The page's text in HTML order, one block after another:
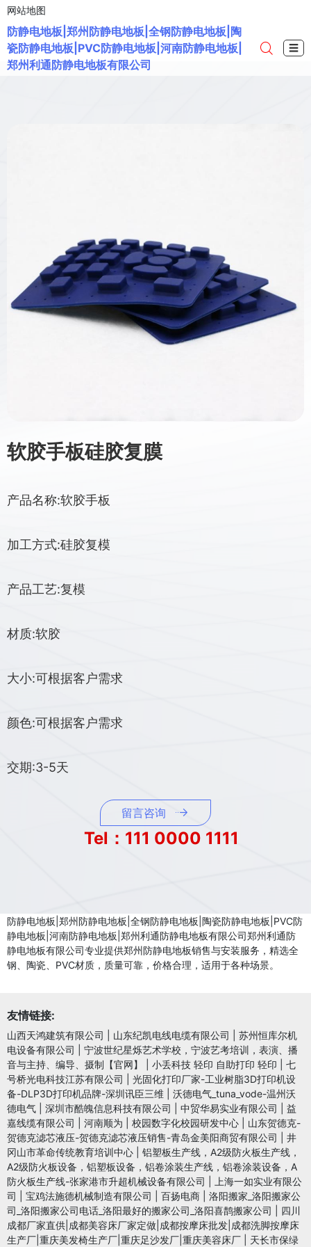
网站地图
防静电地板|郑州防静电地板|全钢防静电地板|陶
瓷防静电地板|PVC防静电地板|河南防静电地板|
郑州利通防静电地板有限公司
☰
软胶手板硅胶复膜
产品名称:软胶手板
加工方式:硅胶复模
产品工艺:复模
材质:软胶
大小:可根据客户需求
颜色:可根据客户需求
交期:3-5天
留言咨询
Tel：111 0000 1111
防静电地板|郑州防静电地板|全钢防静电地板|陶瓷防静电地板|PVC防
静电地板|河南防静电地板|郑州利通防静电地板有限公司郑州利通防
静电地板有限公司专业提供郑州防静电地板销售与安装服务，精选全
钢、陶瓷、PVC材质，质量可靠，价格合理，适用于各种场景。
友情链接:
山西天鸿建筑有限公司 山东纪凯电线电缆有限公司
苏州恒库尔机
电设备有限公司
宁波世纪星烁艺术学校，宁波艺考培训，表演、播
音与主持、编导、摄制【官网】
小丢科技 轻印 自助打印 轻印
七
号桥光电科技江苏有限公司
光固化打印厂家-工业树脂3D打印机设
备-DLP3D打印机品牌-深圳讯臣三维
沃德电气_tuna_vode-温州沃
德电气
深圳市酷魄信息科技有限公司 中贸华易实业有限公司
益
嘉线缆有限公司
河南顺为 校园数字化校园研发中心
山东贺德克-
贺德克滤芯液压-贺德克滤芯液压销售-青岛金美阳商贸有限公司
井
冈山市革命传统教育培训中心
铝塑板生产线，A2级防火板生产线，
A2级防火板设备，铝塑板设备，铝卷涂装生产线，铝卷涂装设备，A
防火板生产线-张家港市升超机械设备有限公司
上海一如实业有限公
司
宝鸡法施德机械制造有限公司 百扬电商
洛阳搬家_洛阳搬家公
司_洛阳搬家公司电话_洛阳最好的搬家公司_洛阳喜鹊搬家公司
四川
成都厂家直供|成都美容床厂家定做|成都按摩床批发|成都洗脚按摩床
生产厂|重庆美发椅生产厂|重庆足沙发厂|重庆美容床厂
天长市保绿